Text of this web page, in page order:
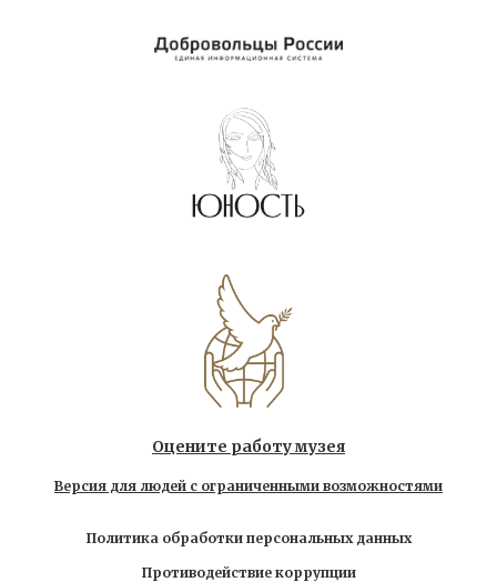
Оцените работу музея
Версия для людей с ограниченными возможностями
Политика обработки персональных данных
Противодействие коррупции